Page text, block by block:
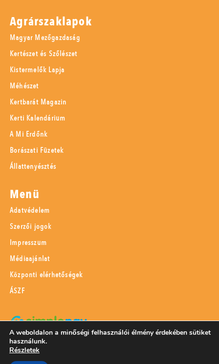
Agrárszaklapok
Magyar Mezőgazdaság
Kertészet és Szőlészet
Kistermelők Lapja
Méhészet
Kertbarát Magazin
Kerti Kalendárium
A Mi Erdőnk
Borászati Füzetek
Állattenyésztés
Menü
Adatvédelem
Szerzői jogok
Impresszum
Médiaajánlat
Központi elérhetőségek
ÁSZF
SimplePay adattovábbítási nyilatkozat
A weboldalon a minőségi felhasználói élmény érdekében sütiket
használunk.
Részletek